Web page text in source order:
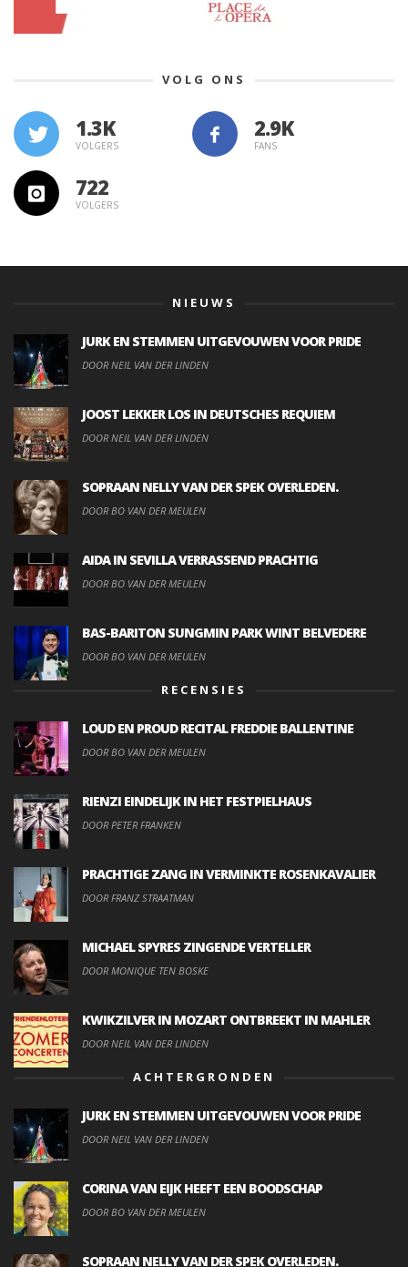
VOLG ONS
1.3K
VOLGERS FANS
722
VOLGERS
NIEUWS
JURK EN STEMMEN UITGEVOUWEN VOOR PRIDE
DOOR NEIL VAN DER LINDEN
JOOST LEKKER LOS IN DEUTSCHES REQUIEM
DOOR NEIL VAN DER LINDEN
SOPRAAN NELLY VAN DER SPEK OVERLEDEN.
DOOR BO VAN DER MEULEN
AIDA IN SEVILLA VERRASSEND PRACHTIG
DOOR BO VAN DER MEULEN
BAS-BARITON SUNGMIN PARK WINT BELVEDERE
DOOR BO VAN DER MEULEN
RECENSIES
LOUD EN PROUD RECITAL FREDDIE BALLENTINE
DOOR BO VAN DER MEULEN
RIENZI EINDELIJK IN HET FESTPIELHAUS
DOOR PETER FRANKEN
PRACHTIGE ZANG IN VERMINKTE ROSENKAVALIER
DOOR FRANZ STRAATMAN
MICHAEL SPYRES ZINGENDE VERTELLER
DOOR MONIQUE TEN BOSKE
KWIKZILVER IN MOZART ONTBREEKT IN MAHLER
DOOR NEIL VAN DER LINDEN
ACHTERGRONDEN
JURK EN STEMMEN UITGEVOUWEN VOOR PRIDE
DOOR NEIL VAN DER LINDEN
CORINA VAN EIJK HEEFT EEN BOODSCHAP
DOOR BO VAN DER MEULEN
SOPRAAN NELLY VAN DER SPEK OVERLEDEN.